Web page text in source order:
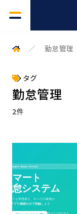
GAS一覧
よくある質問
サービスについて
検索
勤怠管理
タグ
勤怠管理
2件